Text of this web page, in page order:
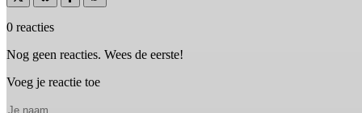
0 reacties
Nog geen reacties. Wees de eerste!
Voeg je reactie toe